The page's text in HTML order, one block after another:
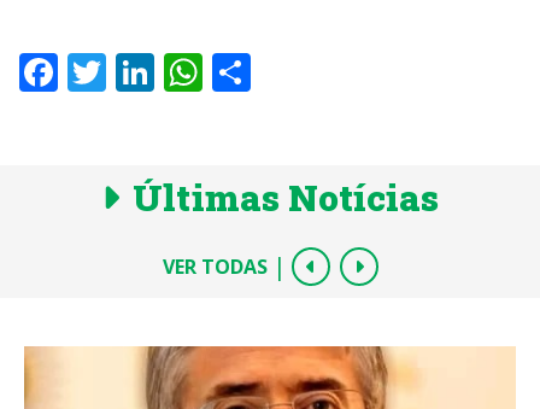
Facebook
Twitter
LinkedIn
WhatsApp
Últimas Notícias
VER TODAS |